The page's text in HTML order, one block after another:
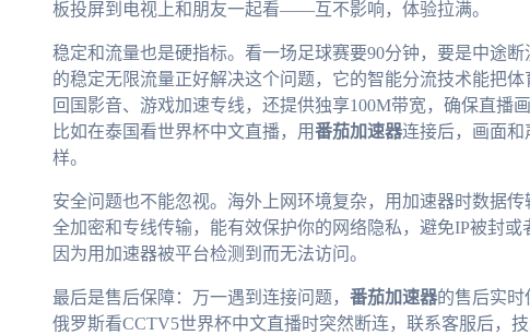
板投屏到电视上和朋友一起看——互不影响，体验拉满。
稳定和流量也是硬指标。看一场足球赛要90分钟，要是中途断
的稳定无限流量正好解决这个问题，它的智能分流技术能把
回国影音、游戏加速专线，还提供独享100M带宽，确保直播
比如在泰国看世界杯中文直播，用番茄加速器连接后，画面
样。
安全问题也不能忽视。海外上网环境复杂，用加速器时数据传
全加密和专线传输，能有效保护你的网络隐私，避免IP被封
因为用加速器被平台检测到而无法访问。
最后是售后保障：万一遇到连接问题， 番茄加速器的售后实时
俄罗斯看CCTV5世界杯中文直播时突然断连，联系客服后，